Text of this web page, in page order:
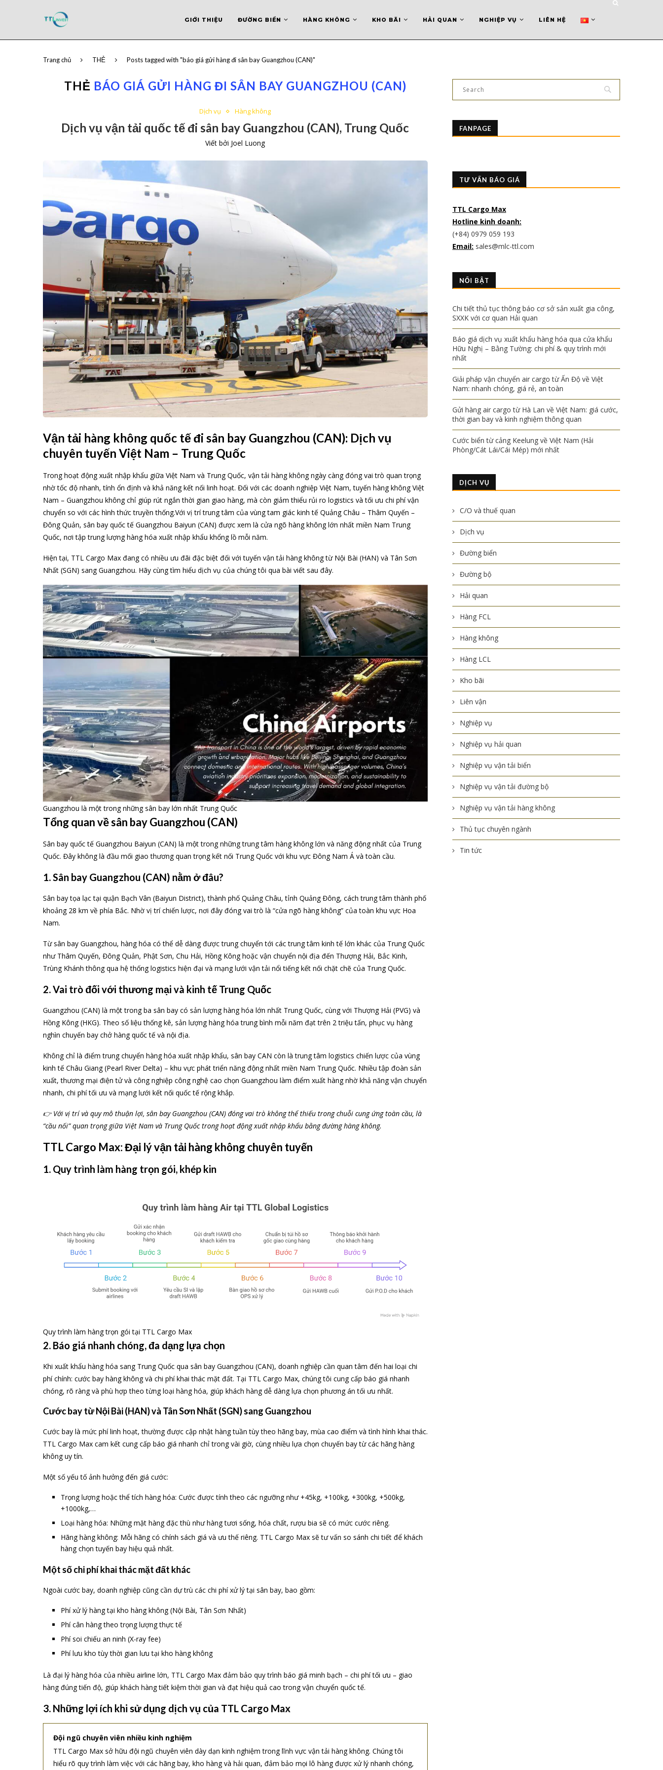
GIỚI THIỆU ĐƯỜNG BIỂN HÀNG KHÔNG KHO BÃI HẢI QUAN NGHIỆP VỤ LIÊN HỆ
Trang chủ THẺ Posts tagged with "báo giá gửi hàng đi sân bay Guangzhou (CAN)"
THẺ BÁO GIÁ GỬI HÀNG ĐI SÂN BAY GUANGZHOU (CAN)
Dịch vụ Hàng không
Dịch vụ vận tải quốc tế đi sân bay Guangzhou (CAN), Trung Quốc
Viết bởi Joel Luong
Vận tải hàng không quốc tế đi sân bay Guangzhou (CAN): Dịch vụ
chuyên tuyến Việt Nam – Trung Quốc
Trong hoạt động xuất nhập khẩu giữa Việt Nam và Trung Quốc, vận tải hàng không ngày càng đóng vai trò quan trọng
nhờ tốc độ nhanh, tính ổn định và khả năng kết nối linh hoạt. Đối với các doanh nghiệp Việt Nam, tuyến hàng không Việt
Nam – Guangzhou không chỉ giúp rút ngắn thời gian giao hàng, mà còn giảm thiểu rủi ro logistics và tối ưu chi phí vận
chuyển so với các hình thức truyền thống.Với vị trí trung tâm của vùng tam giác kinh tế Quảng Châu – Thâm Quyến –
Đông Quản, sân bay quốc tế Guangzhou Baiyun (CAN) được xem là cửa ngõ hàng không lớn nhất miền Nam Trung
Quốc, nơi tập trung lượng hàng hóa xuất nhập khẩu khổng lồ mỗi năm.
Hiện tại, TTL Cargo Max đang có nhiều ưu đãi đặc biệt đối với tuyến vận tải hàng không từ Nội Bài (HAN) và Tân Sơn
Nhất (SGN) sang Guangzhou. Hãy cùng tìm hiểu dịch vụ của chúng tôi qua bài viết sau đây.
Guangzhou là một trong những sân bay lớn nhất Trung Quốc
Tổng quan về sân bay Guangzhou (CAN)
Sân bay quốc tế Guangzhou Baiyun (CAN) là một trong những trung tâm hàng không lớn và năng động nhất của Trung
Quốc. Đây không là đầu mối giao thương quan trọng kết nối Trung Quốc với khu vực Đông Nam Á và toàn cầu.
1. Sân bay Guangzhou (CAN) nằm ở đâu?
Sân bay tọa lạc tại quận Bạch Vân (Baiyun District), thành phố Quảng Châu, tỉnh Quảng Đông, cách trung tâm thành phố
khoảng 28 km về phía Bắc. Nhờ vị trí chiến lược, nơi đây đóng vai trò là “cửa ngõ hàng không” của toàn khu vực Hoa
Nam.
Từ sân bay Guangzhou, hàng hóa có thể dễ dàng được trung chuyển tới các trung tâm kinh tế lớn khác của Trung Quốc
như Thâm Quyến, Đông Quản, Phật Sơn, Chu Hải, Hồng Kông hoặc vận chuyển nội địa đến Thượng Hải, Bắc Kinh,
Trùng Khánh thông qua hệ thống logistics hiện đại và mạng lưới vận tải nổi tiếng kết nối chặt chẽ của Trung Quốc.
2. Vai trò đối với thương mại và kinh tế Trung Quốc
Guangzhou (CAN) là một trong ba sân bay có sản lượng hàng hóa lớn nhất Trung Quốc, cùng với Thượng Hải (PVG) và
Hồng Kông (HKG). Theo số liệu thống kê, sản lượng hàng hóa trung bình mỗi năm đạt trên 2 triệu tấn, phục vụ hàng
nghìn chuyến bay chở hàng quốc tế và nội địa.
Không chỉ là điểm trung chuyển hàng hóa xuất nhập khẩu, sân bay CAN còn là trung tâm logistics chiến lược của vùng
kinh tế Châu Giang (Pearl River Delta) – khu vực phát triển năng động nhất miền Nam Trung Quốc. Nhiều tập đoàn sản
xuất, thương mại điện tử và công nghiệp công nghệ cao chọn Guangzhou làm điểm xuất hàng nhờ khả năng vận chuyển
nhanh, chi phí tối ưu và mạng lưới kết nối quốc tế rộng khắp.
👉 Với vị trí và quy mô thuận lợi, sân bay Guangzhou (CAN) đóng vai trò không thể thiếu trong chuỗi cung ứng toàn cầu, là
“cầu nối” quan trọng giữa Việt Nam và Trung Quốc trong hoạt động xuất nhập khẩu bằng đường hàng không.
TTL Cargo Max: Đại lý vận tải hàng không chuyên tuyến
1. Quy trình làm hàng trọn gói, khép kin
Quy trình làm hàng trọn gói tại TTL Cargo Max
2. Báo giá nhanh chóng, đa dạng lựa chọn
Khi xuất khẩu hàng hóa sang Trung Quốc qua sân bay Guangzhou (CAN), doanh nghiệp cần quan tâm đến hai loại chi
phí chính: cước bay hàng không và chi phí khai thác mặt đất. Tại TTL Cargo Max, chúng tôi cung cấp báo giá nhanh
chóng, rõ ràng và phù hợp theo từng loại hàng hóa, giúp khách hàng dễ dàng lựa chọn phương án tối ưu nhất.
Cước bay từ Nội Bài (HAN) và Tân Sơn Nhất (SGN) sang Guangzhou
Cước bay là mức phí linh hoạt, thường được cập nhật hàng tuần tùy theo hãng bay, mùa cao điểm và tình hình khai thác.
TTL Cargo Max cam kết cung cấp báo giá nhanh chỉ trong vài giờ, cùng nhiều lựa chọn chuyến bay từ các hãng hàng
không uy tín.
Một số yếu tố ảnh hưởng đến giá cước:
Trọng lượng hoặc thể tích hàng hóa: Cước được tính theo các ngưỡng như +45kg, +100kg, +300kg, +500kg,
+1000kg,…
Loại hàng hóa: Những mặt hàng đặc thù như hàng tươi sống, hóa chất, rượu bia sẽ có mức cước riêng.
Hãng hàng không: Mỗi hãng có chính sách giá và ưu thế riêng. TTL Cargo Max sẽ tư vấn so sánh chi tiết để khách
hàng chọn tuyến bay hiệu quả nhất.
Một số chi phí khai thác mặt đất khác
Ngoài cước bay, doanh nghiệp cũng cần dự trù các chi phí xử lý tại sân bay, bao gồm:
Phí xử lý hàng tại kho hàng không (Nội Bài, Tân Sơn Nhất)
Phí cân hàng theo trọng lượng thực tế
Phí soi chiếu an ninh (X-ray fee)
Phí lưu kho tùy thời gian lưu tại kho hàng không
Là đại lý hàng hóa của nhiều airline lớn, TTL Cargo Max đảm bảo quy trình báo giá minh bạch – chi phí tối ưu – giao
hàng đúng tiến độ, giúp khách hàng tiết kiệm thời gian và đạt hiệu quả cao trong vận chuyển quốc tế.
3. Những lợi ích khi sử dụng dịch vụ của TTL Cargo Max
Đội ngũ chuyên viên nhiều kinh nghiệm
TTL Cargo Max sở hữu đội ngũ chuyên viên dày dạn kinh nghiệm trong lĩnh vực vận tải hàng không. Chúng tôi
hiểu rõ quy trình làm việc với các hãng bay, kho hàng và hải quan, đảm bảo mọi lô hàng được xử lý nhanh chóng,
FANPAGE
TƯ VẤN BÁO GIÁ
TTL Cargo Max
Hotline kinh doanh:
(+84) 0979 059 193
Email: sales@mlc-ttl.com
NỔI BẬT
Chi tiết thủ tục thông báo cơ sở sản xuất gia công,
SXXK với cơ quan Hải quan
Báo giá dịch vụ xuất khẩu hàng hóa qua cửa khẩu
Hữu Nghị – Bằng Tường: chi phí & quy trình mới
nhất
Giải pháp vận chuyển air cargo từ Ấn Độ về Việt
Nam: nhanh chóng, giá rẻ, an toàn
Gửi hàng air cargo từ Hà Lan về Việt Nam: giá cước,
thời gian bay và kinh nghiệm thông quan
Cước biển từ cảng Keelung về Việt Nam (Hải
Phòng/Cát Lái/Cái Mép) mới nhất
DỊCH VỤ
C/O và thuế quan
Dịch vụ
Đường biển
Đường bộ
Hải quan
Hàng FCL
Hàng không
Hàng LCL
Kho bãi
Liên vận
Nghiệp vụ
Nghiệp vụ hải quan
Nghiệp vụ vận tải biển
Nghiệp vụ vận tải đường bộ
Nghiệp vụ vận tải hàng không
Thủ tục chuyên ngành
Tin tức